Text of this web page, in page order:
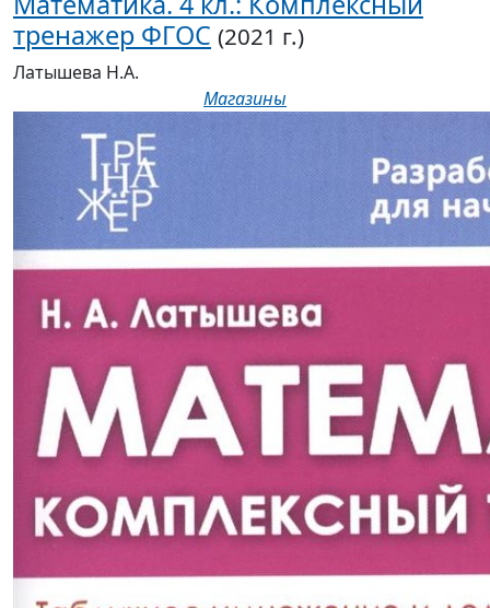
тренажер ФГОС (2021 г.)
Латышева Н.А.
Магазины